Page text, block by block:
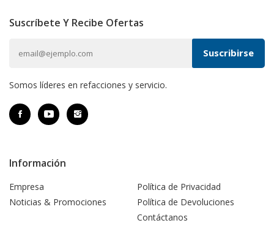
Suscríbete Y Recibe Ofertas
Somos líderes en refacciones y servicio.
Información
Empresa
Noticias & Promociones
Política de Privacidad
Política de Devoluciones
Contáctanos